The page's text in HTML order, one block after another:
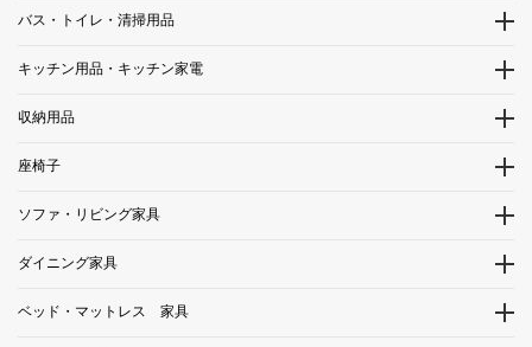
バス・トイレ・清掃用品
キッチン用品・キッチン家電
収納用品
座椅子
ソファ・リビング家具
ダイニング家具
ベッド・マットレス 家具